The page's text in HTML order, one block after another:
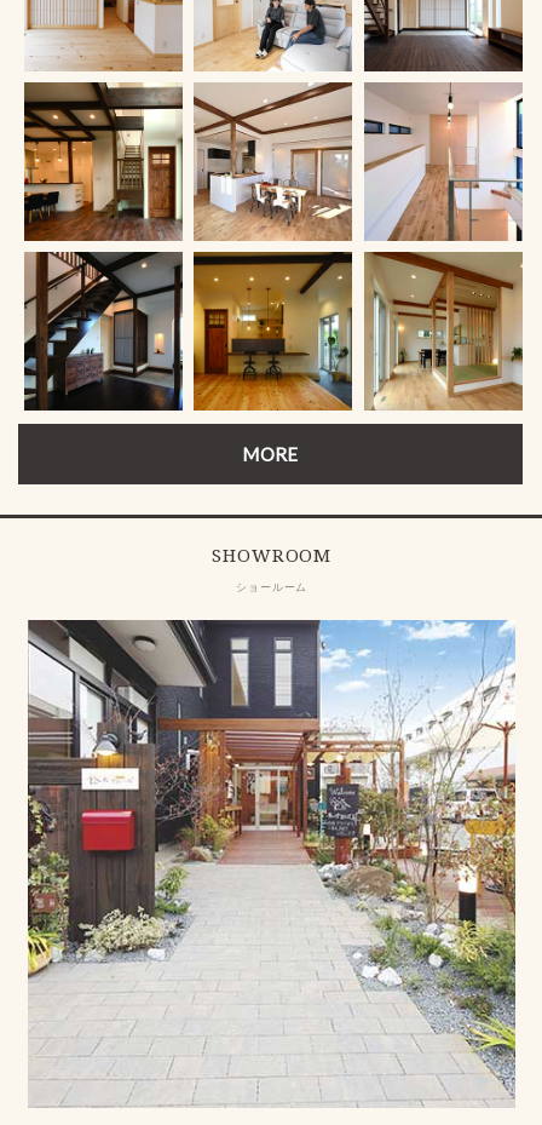
MORE
SHOWROOM
ショールーム